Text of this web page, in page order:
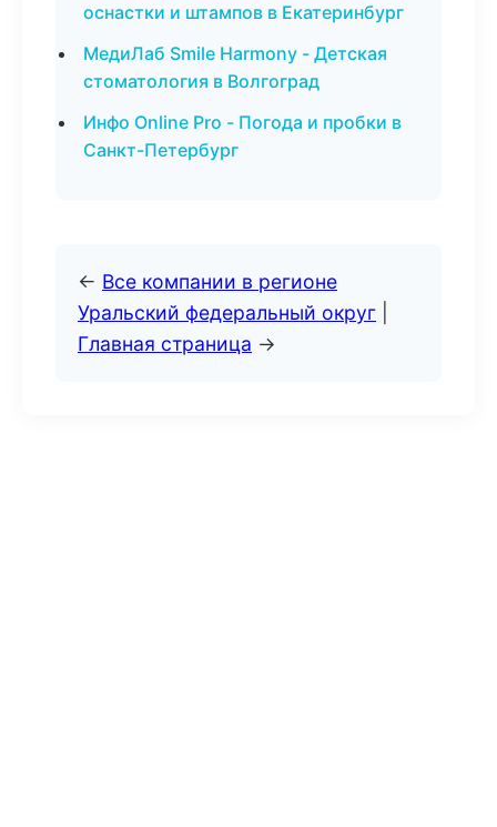
оснастки и штампов в Екатеринбург
МедиЛаб Smile Harmony - Детская
стоматология в Волгоград
Инфо Online Pro - Погода и пробки в
Санкт-Петербург
← Все компании в регионе
Уральский федеральный округ
Главная страница →